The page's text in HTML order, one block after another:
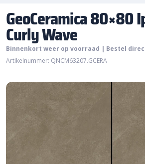
GeoCeramica 80×80
Curly Wave
Binnenkort weer op voorraad | Bestel
Artikelnummer: QNCM63207.GCERA